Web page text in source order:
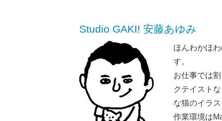
Studio GAKI! 安藤あゆみ
ほんわかほ
す。
お仕事では
クテイスト
な猫のイラ
作業環境は